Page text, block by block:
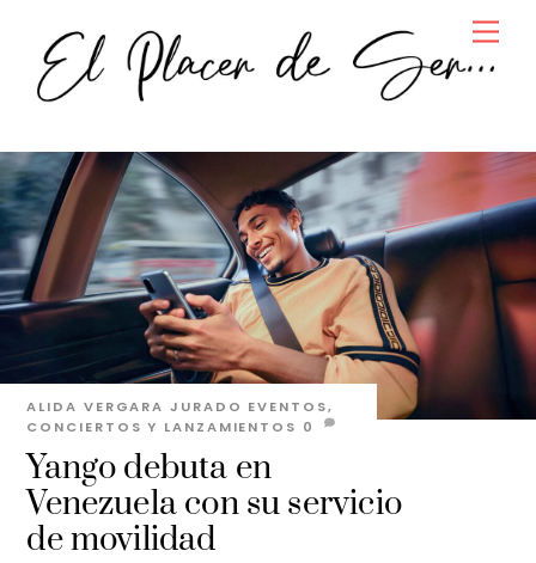
content
Yango debuta en
Venezuela con su servicio
de movilidad
ALIDA VERGARA JURADO EVENTOS,
CONCIERTOS Y LANZAMIENTOS 0